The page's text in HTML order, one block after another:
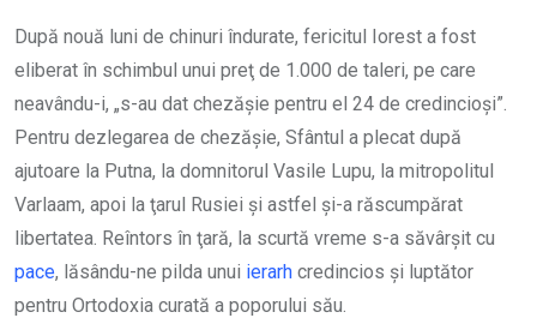
După nouă luni de chinuri îndurate, fericitul Iorest a fost
eliberat în schimbul unui preţ de 1.000 de taleri, pe care
neavându-i, „s-au dat chezăşie pentru el 24 de credincioşi”.
Pentru dezlegarea de chezăşie, Sfântul a plecat după
ajutoare la Putna, la domnitorul Vasile Lupu, la mitropolitul
Varlaam, apoi la ţarul Rusiei şi astfel şi-a răscumpărat
libertatea. Reîntors în ţară, la scurtă vreme s-a săvârşit cu
pace, lăsându-ne pilda unui ierarh credincios şi luptător
pentru Ortodoxia curată a poporului său.